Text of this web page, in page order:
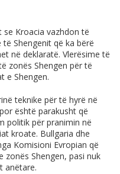
Kroacia vazhdon të
Shengenit që ka bërë
në deklaratë. Vlerësime të
zonës Shengen për të
e Shengen.
teknike për të hyrë në
është parakusht që
politik për pranimin në
kroate. Bullgaria dhe
Komisioni Evropian që
zonës Shengen, pasi nuk
anëtare.